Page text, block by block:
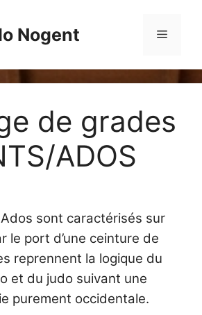
Nogent Menu
de grades
ADOS
sont caractérisés sur
le port d’une ceinture de
reprennent la logique du
et du judo suivant une
purement occidentale.